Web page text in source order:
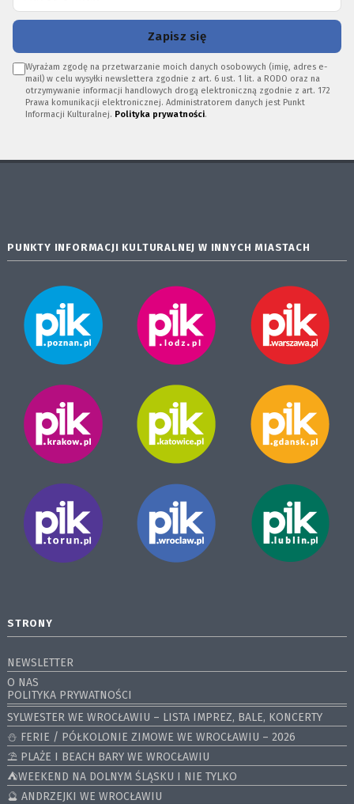
Zapisz się
Wyrażam zgodę na przetwarzanie moich danych osobowych (imię, adres e-
mail) w celu wysyłki newslettera zgodnie z art. 6 ust. 1 lit. a RODO oraz na
otrzymywanie informacji handlowych drogą elektroniczną zgodnie z art. 172
Prawa komunikacji elektronicznej. Administratorem danych jest Punkt
Informacji Kulturalnej. Polityka prywatności.
PUNKTY INFORMACJI KULTURALNEJ W INNYCH MIASTACH
STRONY
NEWSLETTER
O NAS
POLITYKA PRYWATNOŚCI
SYLWESTER WE WROCŁAWIU – LISTA IMPREZ, BALE, KONCERTY
⛄️ FERIE / PÓŁKOLONIE ZIMOWE WE WROCŁAWIU – 2026
⛱️ PLAŻE I BEACH BARY WE WROCŁAWIU
⛺️WEEKEND NA DOLNYM ŚLĄSKU I NIE TYLKO
🔮 ANDRZEJKI WE WROCŁAWIU